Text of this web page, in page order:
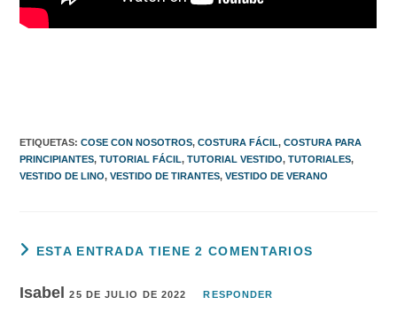
ETIQUETAS:COSE CON NOSOTROS, COSTURA FÁCIL, COSTURA PARA
PRINCIPIANTES, TUTORIAL FÁCIL, TUTORIAL VESTIDO, TUTORIALES,
VESTIDO DE LINO, VESTIDO DE TIRANTES, VESTIDO DE VERANO
ESTA ENTRADA TIENE 2 COMENTARIOS
Isabel25 DE JULIO DE 2022 RESPONDER